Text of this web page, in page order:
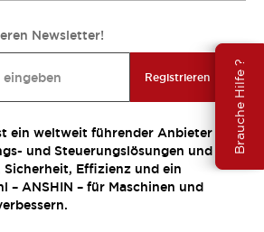
Brauche Hilfe ?
Newsletter!
Registrieren
ein weltweit führender Anbieter
und Steuerungslösungen und
Effizienz und ein
– ANSHIN – für Maschinen und